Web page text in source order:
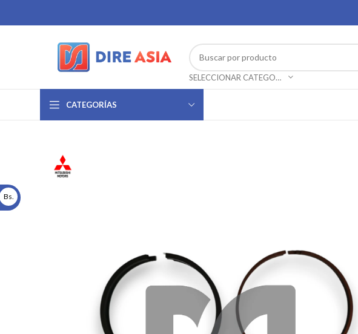
SELECCIONAR CATEGORÍA
CATEGORÍAS
Bs.